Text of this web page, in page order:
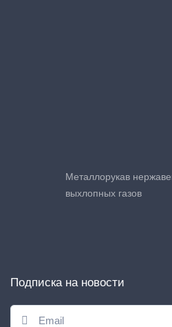
Металлорукав
выхлопных газов
Подписка на новости